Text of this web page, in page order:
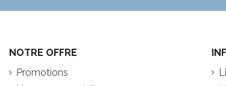
NOTRE OFFRE
Promotions